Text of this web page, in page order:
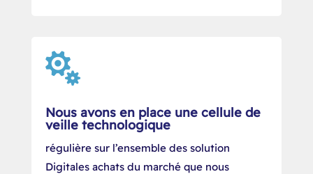

Nous avons en place une cellule de
veille technologique
régulière sur l’ensemble des solution
Digitales achats du marché que nous